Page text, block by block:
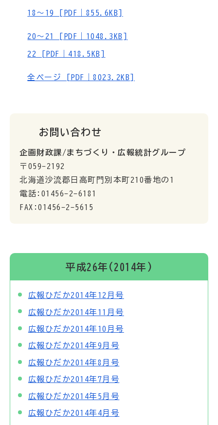
18～19 [PDF｜855.6KB]
20～21 [PDF｜1048.3KB]
22 [PDF｜418.5KB]
全ページ [PDF｜8023.2KB]
お問い合わせ
企画財政課/まちづくり・広報統計グループ
〒059-2192
北海道沙流郡日高町門別本町210番地の1
電話:01456-2-6181
FAX:01456-2-5615
平成26年(2014年)
広報ひだか2014年12月号
広報ひだか2014年11月号
広報ひだか2014年10月号
広報ひだか2014年9月号
広報ひだか2014年8月号
広報ひだか2014年7月号
広報ひだか2014年5月号
広報ひだか2014年4月号